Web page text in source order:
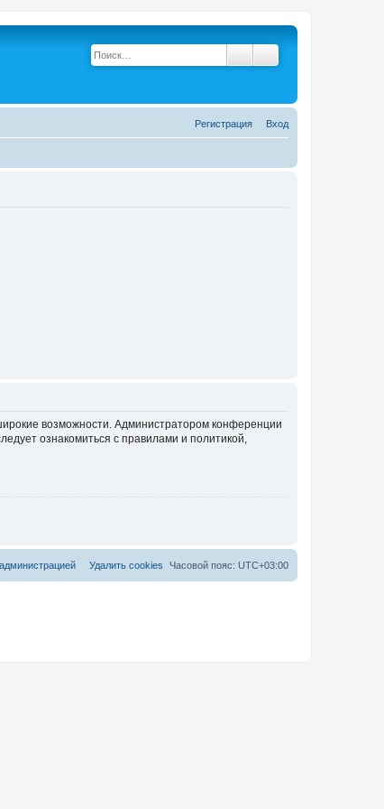
ПоискРасширенный
Вход
Регистрация
возможности. Администратором конференции
ознакомиться с правилами и политикой,
Часовой пояс: UTC+03:00
Удалить cookies
администрацией